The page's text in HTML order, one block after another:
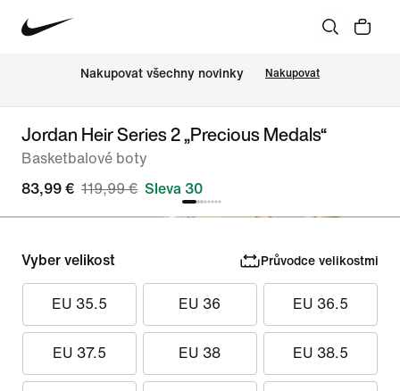
Nakupovat všechny novinky Nakupovat
Jordan Heir Series 2 „Precious Medals“
Basketbalové boty
83,99 € 119,99 € Sleva 30
Vyber velikost Průvodce velikostmi
EU 35.5 EU 36 EU 36.5
EU 37.5 EU 38 EU 38.5